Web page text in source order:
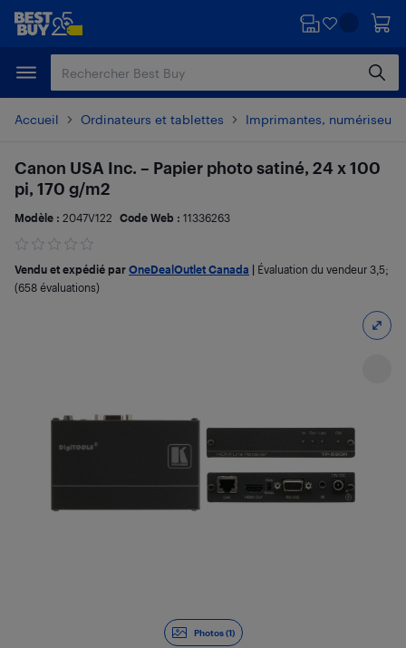
Passer
principal
Passer
Accueil Ordinateurs et tablettes Imprimantes,
Photos (1)
Canon USA Inc. – Papier photo satiné, 24 x 100
pi, 170 g/m2
Modèle : 2047V122 Code Web : 11336263
Vendu et expédié par OneDealOutlet Canada Évaluation du vendeur 3,5;
(658 évaluations)